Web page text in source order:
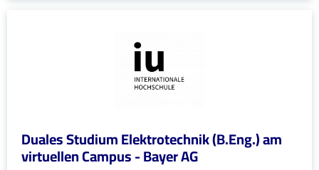
Duales Studium Elektrotechnik (B.Eng.) am
virtuellen Campus - Bayer AG